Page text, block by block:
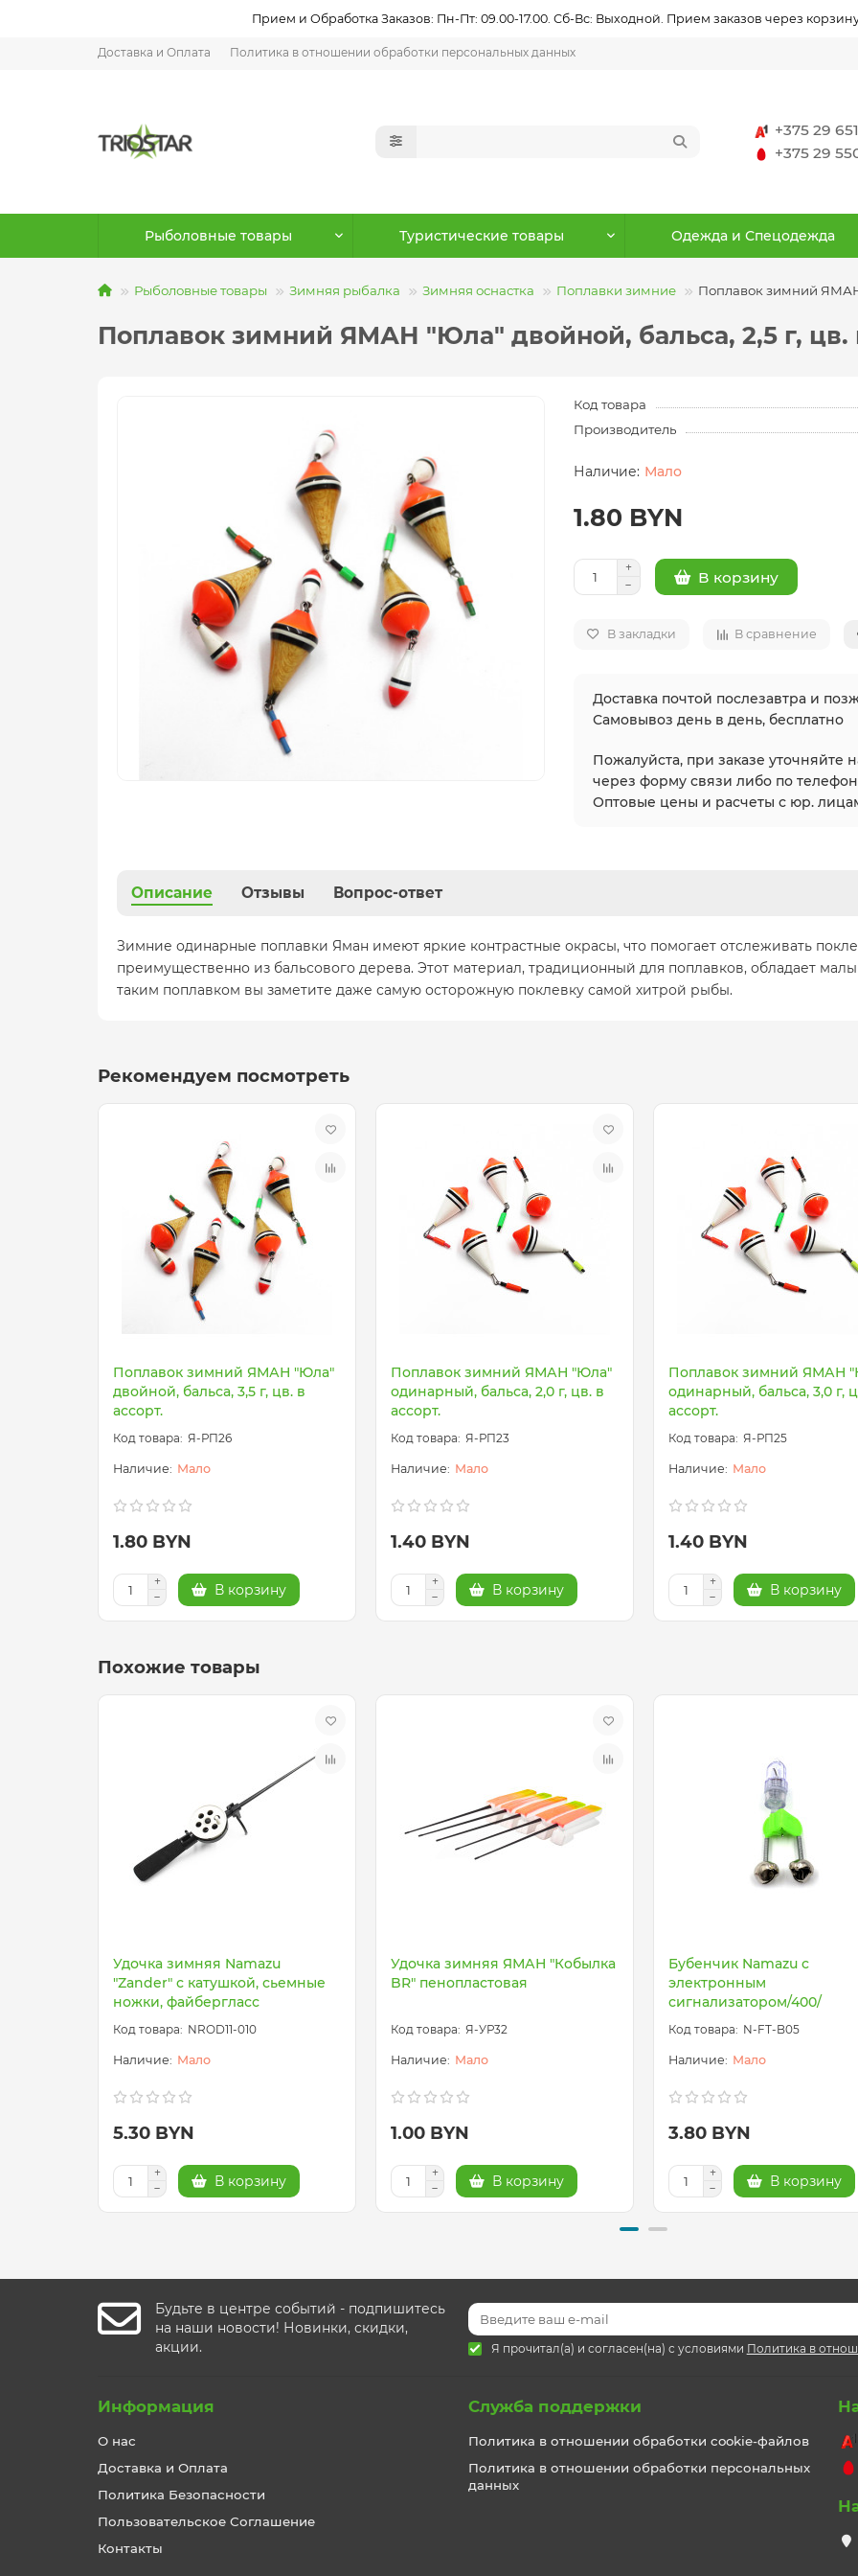
Прием и Обработка Заказов: Пн-Пт: 09.00-17.00. Сб-Вс: Выходной. Прием заказов через
Доставка и Оплата Политика в отношении обработки персональных данных
+375 29
+375 29
Рыболовные товары Туристические товары Одежда и Спецодежда
Рыболовные товары Зимняя рыбалка Зимняя оснастка Поплавки зимние Поплавок зимний ЯМАН
Поплавок зимний ЯМАН "Юла" двойной, бальса, 2,5 г, цв.
Код товара
Производитель
Мало
1.80 BYN
В корзину
В закладки В сравнение
Доставка почтой послезавтра и
Самовывоз день в день, бесплатно
Пожалуйста, при заказе
через форму связи либо по
Оптовые цены и расчеты с юр.
Описание Отзывы Вопрос-ответ
Зимние одинарные поплавки Яман имеют яркие контрастные окрасы, что помогает отслеживать
преимущественно из бальсового дерева. Этот материал, традиционный для поплавков, обладает
таким поплавком вы заметите даже самую осторожную поклевку самой хитрой рыбы.
Рекомендуем посмотреть
Поплавок зимний ЯМАН "Юла"
двойной, бальса, 3,5 г, цв. в
ассорт.
Я-РП26
Мало
1.80 BYN
В корзину
Поплавок зимний ЯМАН "Юла"
одинарный, бальса, 2,0 г, цв. в
ассорт.
Я-РП23
Мало
1.40 BYN
В корзину
Поплавок зимний ЯМАН
одинарный, бальса, 3,0 г,
ассорт.
Я-РП25
Мало
1.40 BYN
В корзину
Похожие товары
Удочка зимняя Namazu
"Zander" с катушкой, сьемные
ножки, файбергласс
NROD11-010
Мало
5.30 BYN
В корзину
Удочка зимняя ЯМАН "Кобылка
BR" пенопластовая
Я-УР32
Мало
1.00 BYN
В корзину
Бубенчик Namazu c
электронным
сигнализатором/400/
N-FT-B05
Мало
3.80 BYN
В корзину
Будьте в центре событий - подпишитесь
на наши новости! Новинки, скидки,
акции.
Я прочитал(а) и согласен(на) с условиями Политика в
Информация
О нас
Доставка и Оплата
Политика Безопасности
Пользовательское Соглашение
Контакты
Служба поддержки
Политика в отношении обработки cookie-файлов
Политика в отношении обработки персональных
данных